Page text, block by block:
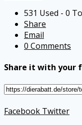
531 Used - 0
Share
Email
0 Comments
Share it with your
Facebook Twitter